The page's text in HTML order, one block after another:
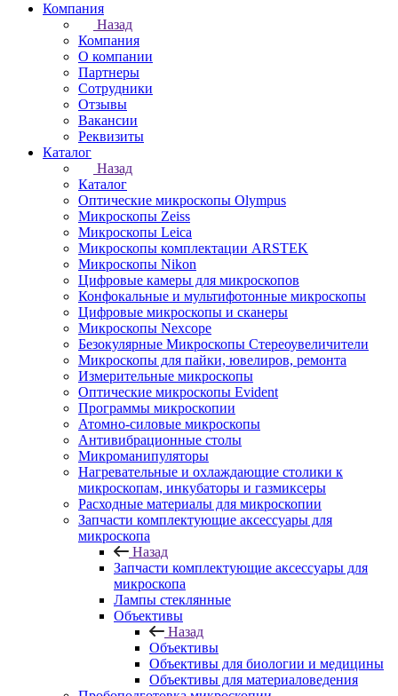
Компания
Назад
Компания
О компании
Партнеры
Сотрудники
Отзывы
Вакансии
Реквизиты
Каталог
Назад
Каталог
Оптические микроскопы Olympus
Микроскопы Zeiss
Микроскопы Leica
Микроскопы комплектации ARSTEK
Микроскопы Nikon
Цифровые камеры для микроскопов
Конфокальные и мультифотонные микроскопы
Цифровые микроскопы и сканеры
Микроскопы Nexcope
Безокулярные Микроскопы Стереоувеличители
Микроскопы для пайки, ювелиров, ремонта
Измерительные микроскопы
Оптические микроскопы Evident
Программы микроскопии
Атомно-силовые микроскопы
Антивибрационные столы
Микроманипуляторы
Нагревательные и охлаждающие столики к
микроскопам, инкубаторы и газмиксеры
Расходные материалы для микроскопии
Запчасти комплектующие аксессуары для
микроскопа
Назад
Запчасти комплектующие аксессуары для
микроскопа
Лампы стеклянные
Объективы
Назад
Объективы
Объективы для биологии и медицины
Объективы для материаловедения